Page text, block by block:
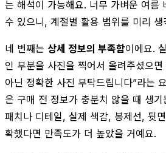
는 해석이 가능해요. 너무 가벼운 여름
수 있으니, 계절별 활용 범위를 미리 생
네 번째는 상세 정보의 부족함이에요.
인 부분을 사진을 찍어서 올려주셨으면
아닌 정확한 사진 부탁드립니다”라는
은 구매 전 정보가 충분치 않을 때 생
패치나 디테일, 실제 색감, 봉제선, 뒷
확했다면 만족도가 더 높았을 거예요.